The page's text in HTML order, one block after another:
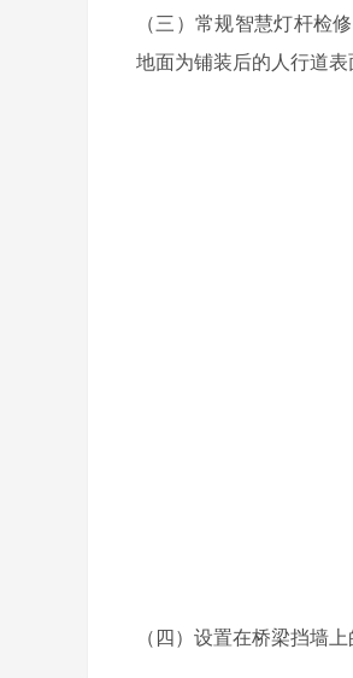
（三）常规智慧灯杆检
地面为铺装后的人行道
（四）设置在桥梁挡墙上